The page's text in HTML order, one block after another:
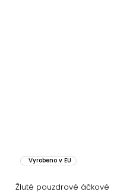
Vyrobeno v EU
Žluté pouzdrové áčkové